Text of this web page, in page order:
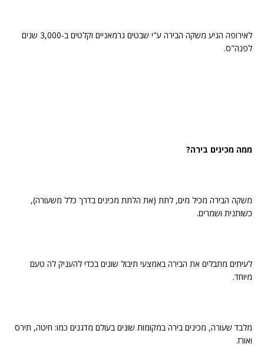
לאירופה הגיע משקה הבירה ע"י שבטים גרמאניים וקלטים ב-3,000 שנים
לפנה"ס.
ממה מכינים בירה?
משקה הבירה מכיל מים, לתת (את הלתת מכינים בדרך כלל משעורה),
כשותנית ושמרים.
לעיתים מתבלים את הבירה באמצעי תיבול שונים בכדי להעניק לה טעם
מיוחד.
מלבד שעורה, מכינים בירה במקומות שונים בעולם מדגנים כמו: חיטה, תירס
ואורז.